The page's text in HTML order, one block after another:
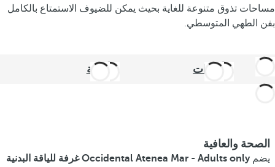
مساحات تذوق متنوعة للغاية بحيث يمكن للضيوف الاستمتاع بالكامل
بفن الطهي المتوسطي.
قرفة البارات
الصحة والعافية
يضمOccidental Atenea Mar - Adults only غرفة للياقة البدنية